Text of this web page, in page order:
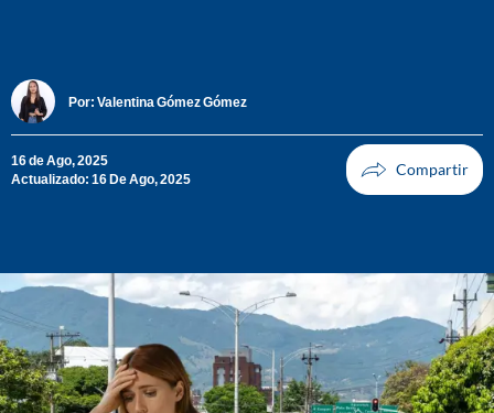
Por: Valentina Gómez Gómez
16 de Ago, 2025
Actualizado: 16 De Ago, 2025